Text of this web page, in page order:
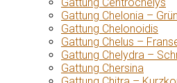
Gattung Chelonia –
Gattung Chelonoidis
Gattung Chelus –
Gattung Chelydra –
Gattung Chersina